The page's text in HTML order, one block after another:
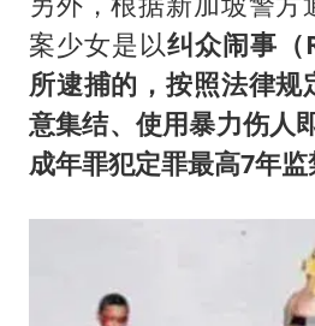
案少女是以纠众闹事
所逮捕的，按照法律规
意集结、使用暴力伤人
成年罪犯定罪最高7年监